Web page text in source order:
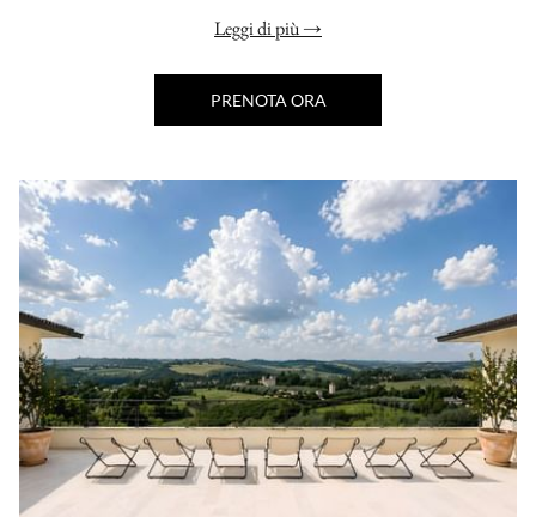
Leggi di più
PRENOTA ORA